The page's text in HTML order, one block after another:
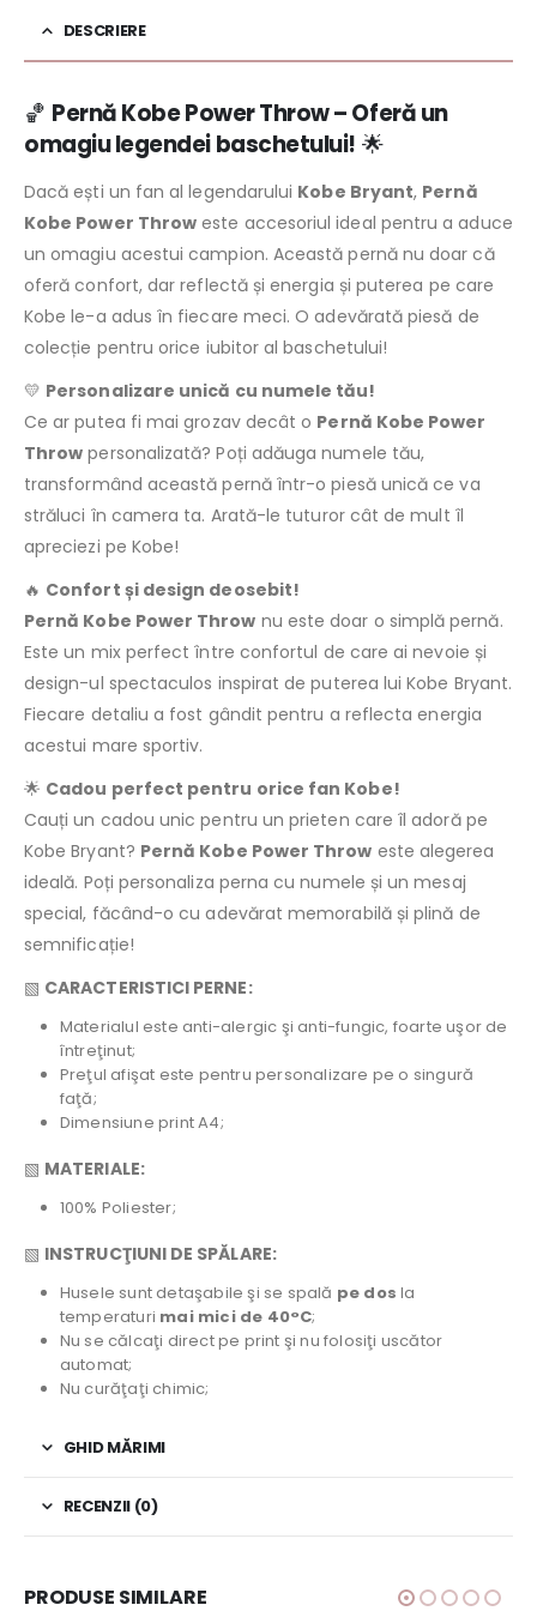
DESCRIERE
🏀 Pernă Kobe Power Throw – Oferă un
omagiu legendei baschetului! 🌟
Dacă ești un fan al legendarului Kobe Bryant, Pernă
Kobe Power Throw este accesoriul ideal pentru a aduce
un omagiu acestui campion. Această pernă nu doar că
oferă confort, dar reflectă și energia și puterea pe care
Kobe le-a adus în fiecare meci. O adevărată piesă de
colecție pentru orice iubitor al baschetului!
💛 Personalizare unică cu numele tău!
Ce ar putea fi mai grozav decât o Pernă Kobe Power
Throw personalizată? Poți adăuga numele tău,
transformând această pernă într-o piesă unică ce va
străluci în camera ta. Arată-le tuturor cât de mult îl
apreciezi pe Kobe!
🔥 Confort și design deosebit!
Pernă Kobe Power Throw nu este doar o simplă pernă.
Este un mix perfect între confortul de care ai nevoie și
design-ul spectaculos inspirat de puterea lui Kobe Bryant.
Fiecare detaliu a fost gândit pentru a reflecta energia
acestui mare sportiv.
🌟 Cadou perfect pentru orice fan Kobe!
Cauți un cadou unic pentru un prieten care îl adoră pe
Kobe Bryant? Pernă Kobe Power Throw este alegerea
ideală. Poți personaliza perna cu numele și un mesaj
special, făcând-o cu adevărat memorabilă și plină de
semnificație!
▧ CARACTERISTICI PERNE:
Materialul este anti-alergic şi anti-fungic, foarte uşor de
întreţinut;
Preţul afişat este pentru personalizare pe o singură
faţă;
Dimensiune print A4;
▧ MATERIALE:
100% Poliester;
▧ INSTRUCŢIUNI DE SPĂLARE:
Husele sunt detaşabile şi se spală pe dos la
temperaturi mai mici de 40°C;
Nu se călcaţi direct pe print şi nu folosiţi uscător
automat;
Nu curăţaţi chimic;
GHID MĂRIMI
RECENZII (0)
PRODUSE SIMILARE